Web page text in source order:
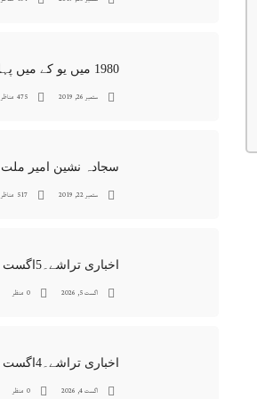
ستمبر 26, 2019 475 مناظر
ستمبر 22, 2019 517 مناظر
اخباری تراشے۔5اگست 2026
اگست 5, 2026 0 منظر
اخباری تراشے۔4اگست 2026
اگست 4, 2026 0 منظر